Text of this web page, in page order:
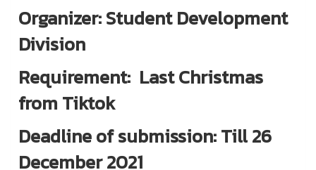
Organizer: Student Development
Division
Requirement: Last Christmas
from Tiktok
Deadline of submission: Till 26
December 2021